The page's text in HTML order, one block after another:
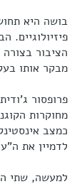
בושה היא
הציבור
מבקר אותו
פרופסור
כמצב
לדמיין את
למעשה, שתי